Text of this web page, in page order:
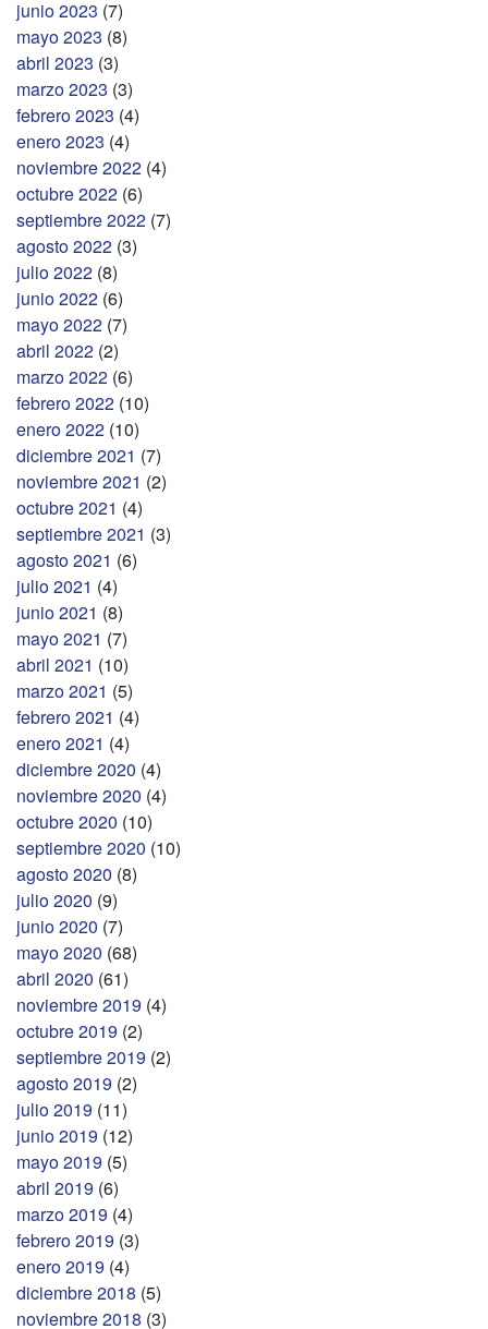
junio 2023 (7)
mayo 2023 (8)
abril 2023 (3)
marzo 2023 (3)
febrero 2023 (4)
enero 2023 (4)
noviembre 2022 (4)
octubre 2022 (6)
septiembre 2022 (7)
agosto 2022 (3)
julio 2022 (8)
junio 2022 (6)
mayo 2022 (7)
abril 2022 (2)
marzo 2022 (6)
febrero 2022 (10)
enero 2022 (10)
diciembre 2021 (7)
noviembre 2021 (2)
octubre 2021 (4)
septiembre 2021 (3)
agosto 2021 (6)
julio 2021 (4)
junio 2021 (8)
mayo 2021 (7)
abril 2021 (10)
marzo 2021 (5)
febrero 2021 (4)
enero 2021 (4)
diciembre 2020 (4)
noviembre 2020 (4)
octubre 2020 (10)
septiembre 2020 (10)
agosto 2020 (8)
julio 2020 (9)
junio 2020 (7)
mayo 2020 (68)
abril 2020 (61)
noviembre 2019 (4)
octubre 2019 (2)
septiembre 2019 (2)
agosto 2019 (2)
julio 2019 (11)
junio 2019 (12)
mayo 2019 (5)
abril 2019 (6)
marzo 2019 (4)
febrero 2019 (3)
enero 2019 (4)
diciembre 2018 (5)
noviembre 2018 (3)